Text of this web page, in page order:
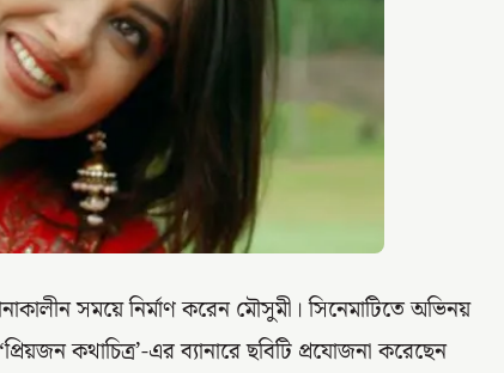
সময়ে নির্মাণ করেন মৌসুমী। সিনেমাটিতে অভিনয়
কথাচিত্র’-এর ব্যানারে ছবিটি প্রযোজনা করেছেন